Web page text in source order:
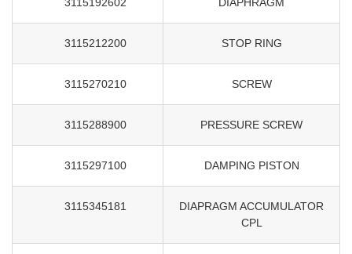
3115192602 DIAPHRAGM
3115212200 STOP RING
3115270210 SCREW
3115288900 PRESSURE SCREW
3115297100 DAMPING PISTON
3115345181
DIAPRAGM ACCUMULATOR
CPL